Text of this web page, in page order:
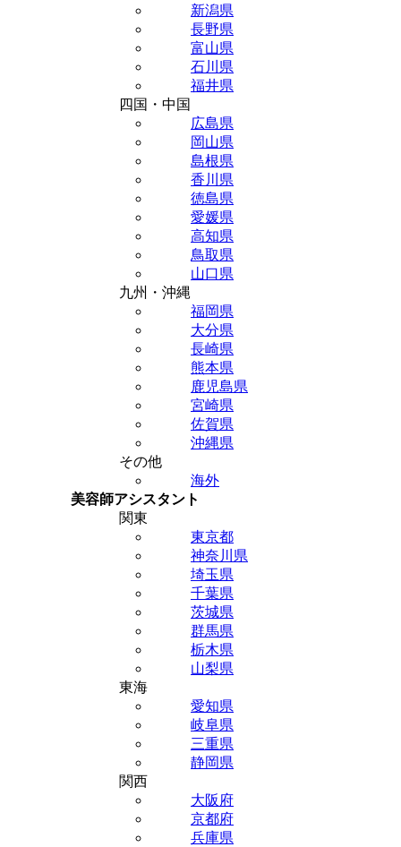
新潟県
長野県
富山県
石川県
福井県
四国・中国
広島県
岡山県
島根県
香川県
徳島県
愛媛県
高知県
鳥取県
山口県
九州・沖縄
福岡県
大分県
長崎県
熊本県
鹿児島県
宮崎県
佐賀県
沖縄県
その他
海外
美容師アシスタント
関東
東京都
神奈川県
埼玉県
千葉県
茨城県
群馬県
栃木県
山梨県
東海
愛知県
岐阜県
三重県
静岡県
関西
大阪府
京都府
兵庫県